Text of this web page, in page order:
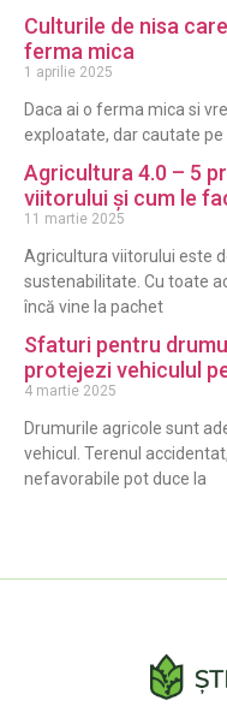
Culturile de nisa
ferma mica
1 aprilie 2025
Daca ai o ferma mica si
exploatate, dar cautate pe
Agricultura 4.0 – 5
viitorului și cum le
11 martie 2025
Agricultura viitorului este
sustenabilitate. Cu toate
încă vine la pachet
Sfaturi pentru
protejezi vehiculul
4 martie 2025
Drumurile agricole sunt
vehicul. Terenul
nefavorabile pot duce la